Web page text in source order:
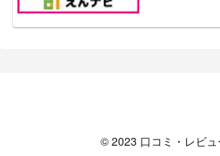
© 2023 口コミ・レビュ